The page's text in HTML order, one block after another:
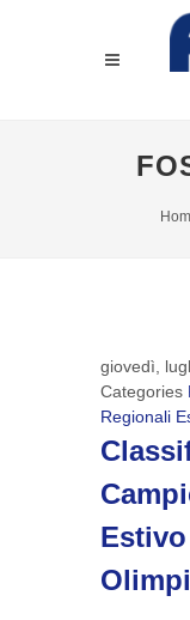
giovedì,
Categories
Regionali